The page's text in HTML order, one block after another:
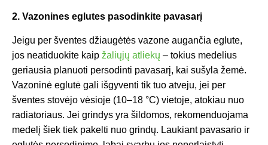
2. Vazonines eglutes pasodinkite pavasarį
Jeigu per šventes džiaugėtės vazone augančia eglute,
jos neatiduokite kaip žaliųjų atliekų – tokius medelius
geriausia planuoti persodinti pavasarį, kai sušyla žemė.
Vazoninė eglutė gali išgyventi tik tuo atveju, jei per
šventes stovėjo vėsioje (10–18 °C) vietoje, atokiau nuo
radiatoriaus. Jei grindys yra šildomos, rekomenduojama
medelį šiek tiek pakelti nuo grindų. Laukiant pavasario ir